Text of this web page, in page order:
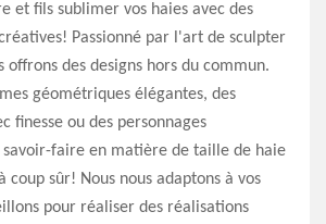
et fils sublimer vos haies avec des
Passionné par l'art de sculpter
offrons des designs hors du commun.
géométriques élégantes, des
finesse ou des personnages
faire en matière de taille de haie
coup sûr! Nous nous adaptons à vos
pour réaliser des réalisations